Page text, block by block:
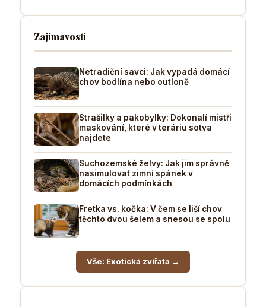
Zajimavosti
Netradiční savci: Jak vypadá domácí
chov bodlína nebo outloně
Strašilky a pakobylky: Dokonalí mistři
maskování, které v teráriu sotva
najdete
Suchozemské želvy: Jak jim správně
nasimulovat zimní spánek v
domácích podmínkách
Fretka vs. kočka: V čem se liší chov
těchto dvou šelem a snesou se spolu
Vše: Exotická zvířata →